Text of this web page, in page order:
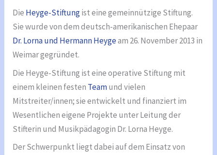
Die Heyge-Stiftungist eine gemeinnützige Stiftung.
Sie wurde von dem deutsch-amerikanischen Ehepaar
Dr. Lorna und Hermann Heygeam 26. November 2013 in
Weimar gegründet.
Die Heyge-Stiftung ist eine operative Stiftung mit
einem kleinen festen Teamund vielen
Mitstreiter/innen; sie entwickelt und finanziert im
Wesentlichen eigene Projekte unter Leitung der
Stifterin und Musikpädagogin Dr. Lorna Heyge.
Der Schwerpunkt liegt dabei auf dem Einsatz von